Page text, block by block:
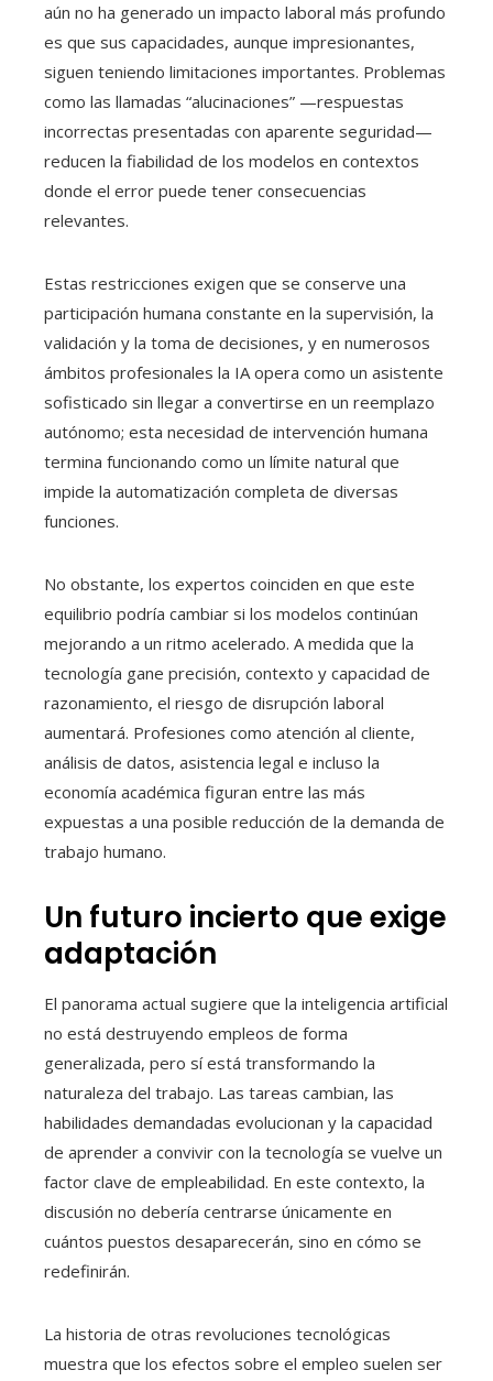
aún no ha generado un impacto laboral más profundo
es que sus capacidades, aunque impresionantes,
siguen teniendo limitaciones importantes. Problemas
como las llamadas “alucinaciones” —respuestas
incorrectas presentadas con aparente seguridad—
reducen la fiabilidad de los modelos en contextos
donde el error puede tener consecuencias
relevantes.
Estas restricciones exigen que se conserve una
participación humana constante en la supervisión, la
validación y la toma de decisiones, y en numerosos
ámbitos profesionales la IA opera como un asistente
sofisticado sin llegar a convertirse en un reemplazo
autónomo; esta necesidad de intervención humana
termina funcionando como un límite natural que
impide la automatización completa de diversas
funciones.
No obstante, los expertos coinciden en que este
equilibrio podría cambiar si los modelos continúan
mejorando a un ritmo acelerado. A medida que la
tecnología gane precisión, contexto y capacidad de
razonamiento, el riesgo de disrupción laboral
aumentará. Profesiones como atención al cliente,
análisis de datos, asistencia legal e incluso la
economía académica figuran entre las más
expuestas a una posible reducción de la demanda de
trabajo humano.
Un futuro incierto que exige
adaptación
El panorama actual sugiere que la inteligencia artificial
no está destruyendo empleos de forma
generalizada, pero sí está transformando la
naturaleza del trabajo. Las tareas cambian, las
habilidades demandadas evolucionan y la capacidad
de aprender a convivir con la tecnología se vuelve un
factor clave de empleabilidad. En este contexto, la
discusión no debería centrarse únicamente en
cuántos puestos desaparecerán, sino en cómo se
redefinirán.
La historia de otras revoluciones tecnológicas
muestra que los efectos sobre el empleo suelen ser